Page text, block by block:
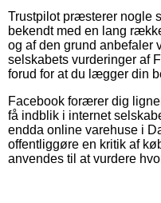
Trustpilot præsterer nogle
bekendt med en lang
og af den grund anbefaler
selskabets vurderinger af
forud for at du lægger din
Facebook forærer dig
få indblik i internet
endda online varehuse i
offentliggøre en kritik af
anvendes til at vurdere